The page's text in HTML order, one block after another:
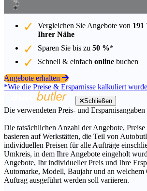
Vergleichen Sie Angebote von 191
Ihrer Nähe
Sparen Sie bis zu 50 %*
Schnell & einfach online buchen
Angebote erhalten
*Wie die Preise & Ersparnisse kalkuliert
Schließen
Die verwendeten Preis- und Ersparnisangaben
Die tatsächlichen Anzahl der Angebote, Preise
basieren auf Werkstätten, die Teil von
individuellen Preisen für alle Aufträge
Umkreis, in dem Ihre Angebote eingeholt
Angebote, Ihr individueller Preis und Ihre
Automarke, Modell, Baujahr und an
Auftrag ausgeführt werden soll variieren.